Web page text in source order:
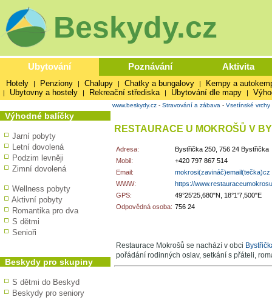
Beskydy.cz
Ubytování Poznávání Aktivita
Hotely | Penziony | Chalupy | Chatky a bungalovy | Kempy a
| Ubytovny a hostely | Rekreační střediska | Ubytování dle mapy |
Výhodné balíčky
Jarní pobyty
Letní dovolená
Podzim levněji
Zimní dovolená
Wellness pobyty
Aktivní pobyty
Romantika pro dva
S dětmi
Senioři
Beskydy pro skupiny
S dětmi do Beskyd
Beskydy pro seniory
www.beskydy.cz - Stravování a zábava - Vsetínské vrchy
RESTAURACE U MOKROŠŮ V
Adresa:
Bystřička 250, 756 24 Bystřička
Mobil:
+420 797 867 514
Email:
mokrosi(zavináč)email(tečka)cz
WWW:
https://
GPS:
49°25'25,680"N, 18°1'7,500"E
Odpovědná osoba: 756 24
Restaurace Mokrošů se nachází v obci
pořádání rodinných oslav, setkání s přáteli,